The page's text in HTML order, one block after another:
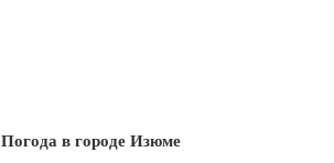
Погода в городе Изюме